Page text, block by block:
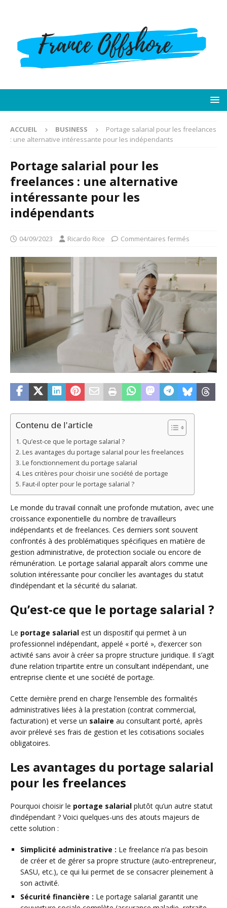
ACCUEIL BUSINESS
Portage salarial pour les freelances
: une alternative intéressante pour les indépendants
Portage salarial pour les
freelances : une alternative
intéressante pour les
indépendants
04/09/2023 Ricardo Rice Commentaires fermés
Contenu de l'article
Qu’est-ce que le portage salarial ?
Les avantages du portage salarial pour les freelances
Le fonctionnement du portage salarial
Les critères pour choisir une société de portage
Faut-il opter pour le portage salarial ?
Le monde du travail connaît une profonde mutation, avec une
croissance exponentielle du nombre de travailleurs
indépendants et de freelances. Ces derniers sont souvent
confrontés à des problématiques spécifiques en matière de
gestion administrative, de protection sociale ou encore de
rémunération. Le portage salarial apparaît alors comme une
solution intéressante pour concilier les avantages du statut
d’indépendant et la sécurité du salariat.
Qu’est-ce que le portage salarial ?
Le portage salarial est un dispositif qui permet à un
professionnel indépendant, appelé « porté », d’exercer son
activité sans avoir à créer sa propre structure juridique. Il s’agit
d’une relation tripartite entre un consultant indépendant, une
entreprise cliente et une société de portage.
Cette dernière prend en charge l’ensemble des formalités
administratives liées à la prestation (contrat commercial,
facturation) et verse un salaire au consultant porté, après
avoir prélevé ses frais de gestion et les cotisations sociales
obligatoires.
Les avantages du portage salarial
pour les freelances
Pourquoi choisir le portage salarial plutôt qu’un autre statut
d’indépendant ? Voici quelques-uns des atouts majeurs de
cette solution :
Simplicité administrative : Le freelance n’a pas besoin
de créer et de gérer sa propre structure (auto-entrepreneur,
SASU, etc.), ce qui lui permet de se consacrer pleinement à
son activité.
Sécurité financière : Le portage salarial garantit une